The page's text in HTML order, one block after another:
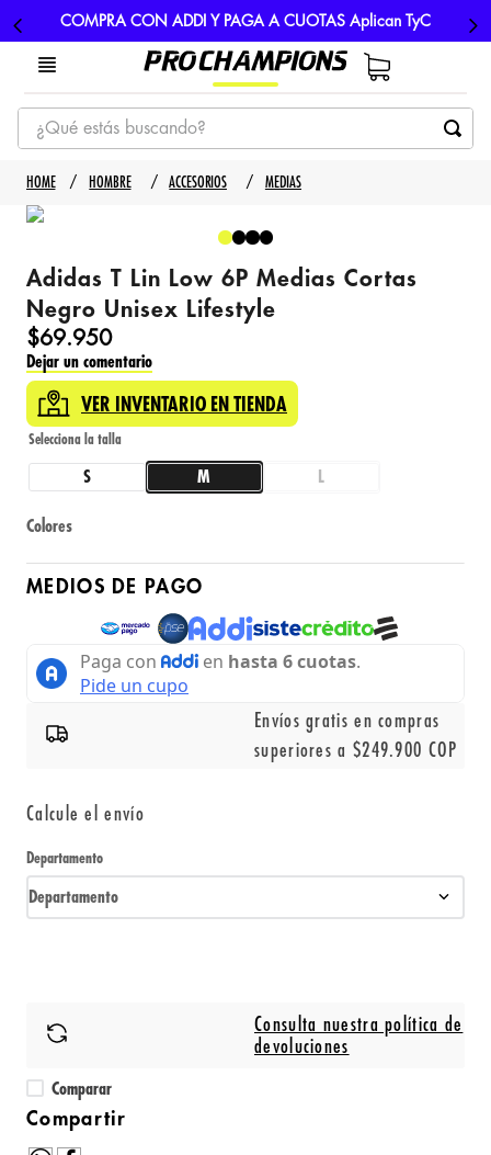
COMPRA CON ADDI Y PAGA A CUOTAS Aplican TyC
¿Qué estás buscando?
TÉRMINOS MÁS BUSCADOS
1
3. nike
4. guayos
5. gorras
HOMBRE ACCESORIOS MEDIAS
Adidas T Lin Low 6P Medias Cortas
Negro Unisex Lifestyle
$69.950
Dejar un comentario
VER INVENTARIO EN TIENDA
S M L
Colores
MEDIOS DE PAGO
Envíos gratis en compras
superiores a $249.900 COP
Calcule el envío
Departamento
Departamento
Consulta nuestra política de
devoluciones
Comparar